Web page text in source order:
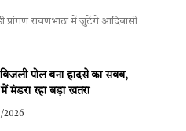
रावणभाठा में जुटेंगे आदिवासी
पोल बना हादसे का सबब,
में मंडरा रहा बड़ा खतरा
2026